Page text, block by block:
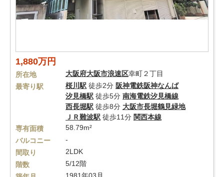
1,880万円
所在地 大阪府大阪市浪速区幸町２丁目
最寄り駅
桜川駅 徒歩2分 阪神電鉄阪神なんば
汐見橋駅 徒歩5分 南海電鉄汐見橋線
西長堀駅 徒歩8分 大阪市長堀鶴見緑地
ＪＲ難波駅 徒歩11分 関西本線
専有面積
58.79m²
バルコニー
-
間取り
2LDK
階数
5/12階